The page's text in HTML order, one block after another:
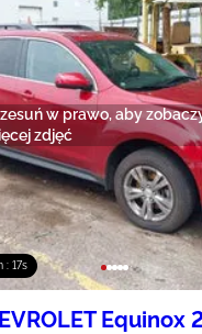
: 14s
w prawo, aby
zdjęć
Equinox